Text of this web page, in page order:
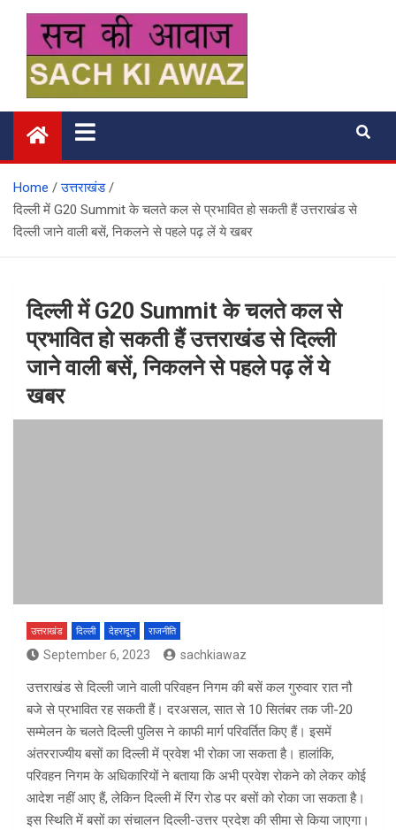
content
सच की आवाज
Home
उत्तराखंड
दिल्ली में G20 Summit के चलते कल से प्रभावित हो सकती हैं उत्तराखंड से
दिल्ली जाने वाली बसें, निकलने से पहले पढ़ लें ये खबर
दिल्ली में G20 Summit के चलते कल से
प्रभावित हो सकती हैं उत्तराखंड से दिल्ली
जाने वाली बसें, निकलने से पहले पढ़ लें ये
खबर
उत्तराखंड दिल्ली देहरादून राजनीति
September 6, 2023 sachkiawaz
उत्तराखंड से दिल्ली जाने वाली परिवहन निगम की बसें कल गुरुवार रात नौ
बजे से प्रभावित रह सकती हैं। दरअसल, सात से 10 सितंबर तक जी-20
सम्मेलन के चलते दिल्ली पुलिस ने काफी मार्ग परिवर्तित किए हैं। इसमें
अंतरराज्यीय बसों का दिल्ली में प्रवेश भी रोका जा सकता है। हालांकि,
परिवहन निगम के अधिकारियों ने बताया कि अभी प्रवेश रोकने को लेकर कोई
आदेश नहीं आए हैं, लेकिन दिल्ली में रिंग रोड पर बसों को रोका जा सकता है।
इस स्थिति में बसों का संचालन दिल्ली-उत्तर प्रदेश की सीमा से किया जाएगा।